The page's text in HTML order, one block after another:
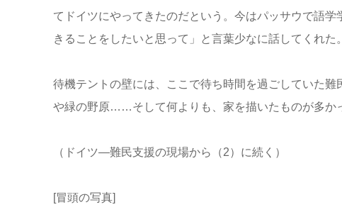
てドイツにやってきたのだという。今はパッサウで語
きることをしたいと思って」と言葉少なに話してくれた。
待機テントの壁には、ここで待ち時間を過ごしていた
や緑の野原……そして何よりも、家を描いたものが多か
（ドイツ―難民支援の現場から（2）に続く）
[冒頭の写真]